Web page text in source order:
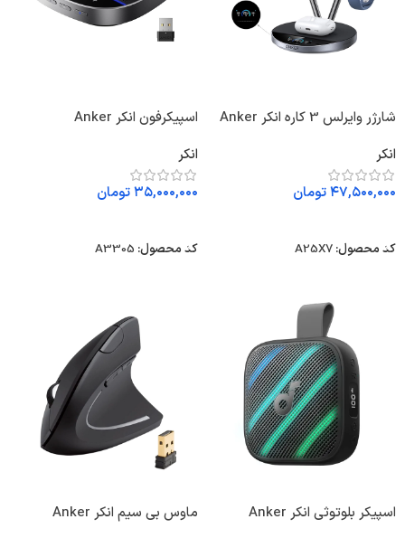
شارژر وایرلس 3 کاره انکر Anker
Station 25W A25X7
انکر
۴۷,۵۰۰,۰۰۰تومان
کد محصول:A25X7
اسپیکرفون انکر Anker
Speakerphone A3305
انکر
۳۵,۰۰۰,۰۰۰تومان
کد محصول: A3305
اسپیکر بلوتوثی انکر Anker
ماوس بی سیم انکر Anker